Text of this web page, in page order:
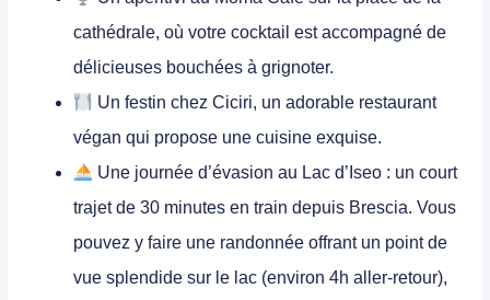
cathédrale, où votre cocktail est accompagné de
délicieuses bouchées à grignoter.
Un festin chezCiciri, un adorable restaurant
végan qui propose une cuisine exquise.
Une journée d’évasion au Lac d’Iseo : un court
trajet de 30 minutes en train depuis Brescia. Vous
pouvez y faire une randonnée offrant un point de
vue splendide sur le lac (environ 4h aller-retour),